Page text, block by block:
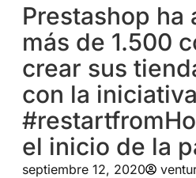
Prestashop ha
más de 1.500
crear sus
con la iniciativa
el inicio de la
septiembre 12, 2020